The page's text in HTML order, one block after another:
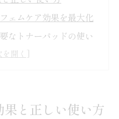
ェムケア効果を最大化
なトナーパッドの使い
果的な活用法とは
果と正しい使い方